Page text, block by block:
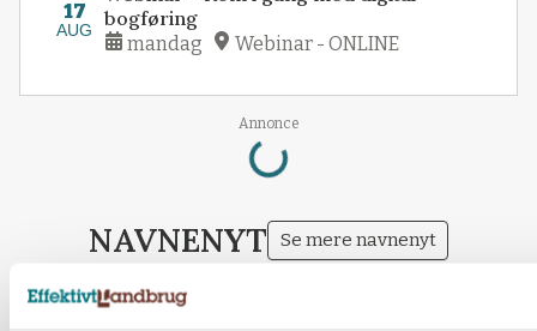
17
AUG
bogføring
mandag Webinar - ONLINE
Annonce
Loading...
NAVNENYT Se mere navnenyt